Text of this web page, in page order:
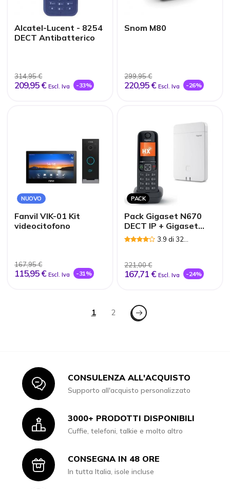
Alcatel-Lucent - 8254
DECT Antibatterico
314,95 €
209,95 € Escl. Iva -33%
Snom M80
299,95 €
220,95 € Escl. Iva -26%
NUOVO
Fanvil VIK-01 Kit
videocitofono
167,95 €
115,95 € Escl. Iva -31%
PACK
Pack Gigaset N670
DECT IP + Gigaset
AS690HX3.9 di 32
221,00 €
167,71 € Escl. Iva -24%
Pagina
Attualmente stai leggendo la
1 Pagina
2 Pagina - Successivo
IconCONSULENZA ALL'ACQUISTO
Supporto all'acquisto personalizzato
Icon3000+ PRODOTTI DISPONIBILI
Cuffie, telefoni, talkie e molto altro
IconCONSEGNA IN 48 ORE
In tutta Italia, isole incluse